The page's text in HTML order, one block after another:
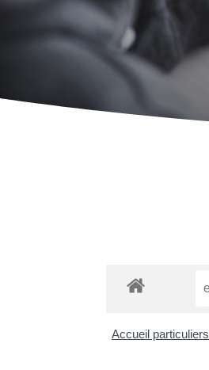
Accueil particuliers